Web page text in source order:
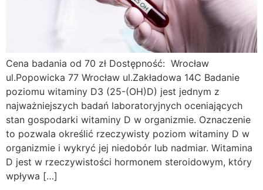
Cena badania od 70 zł Dostępność: Wrocław
ul.Popowicka 77 Wrocław ul.Zakładowa 14C Badanie
poziomu witaminy D3 (25-(OH)D) jest jednym z
najważniejszych badań laboratoryjnych oceniających
stan gospodarki witaminy D w organizmie. Oznaczenie
to pozwala określić rzeczywisty poziom witaminy D w
organizmie i wykryć jej niedobór lub nadmiar. Witamina
D jest w rzeczywistości hormonem steroidowym, który
wpływa […]